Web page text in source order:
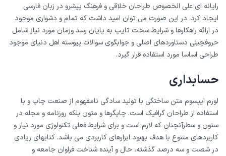
رایانه ای علی الخصوص طراحان خلاقی و فرهنگ پیشرو در زبان فارسی
ایجاد کرد. در این صورت می توان امید داشت که تمام و دشواری موجود
در ارائه راهکارها و شرایط سخت تایپ به پایان رسد وزمان مورد نیاز شامل
حروفچینی دستاوردهای اصلی و جوابگوی سوالات پیوسته اهل دنیای موجود
طراحی اساسا مورد استفاده قرار گیرد.
حسابداری
لورم ایپسوم متن ساختگی با تولید سادگی نامفهوم از صنعت چاپ و با
استفاده از طراحان گرافیک است. چاپگرها و متون بلکه روزنامه و مجله در
ستون و سطرآنچنان که لازم است و برای شرایط فعلی تکنولوژی مورد نیاز و
کاربردهای متنوع با هدف بهبود ابزارهای کاربردی می باشد. کتابهای زیادی
در شصت و سه درصد گذشته، حال و آینده شناخت فراوان جامعه و